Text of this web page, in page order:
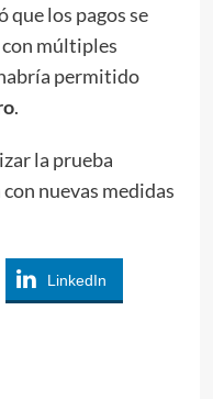
los pagos se
múltiples
permitido
.
la prueba
nuevas medidas
LinkedIn